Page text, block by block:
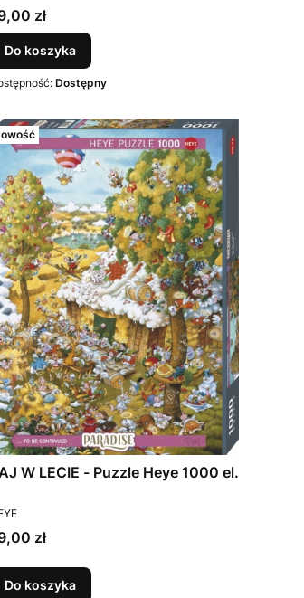
zł
Do koszyka
Dostępny
W LECIE - Puzzle Heye 1000 el.
zł
Do koszyka